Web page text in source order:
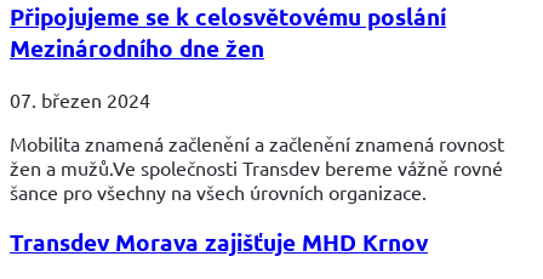
Připojujeme se k celosvětovému poslání
Mezinárodního dne žen
07. březen 2024
Mobilita znamená začlenění a začlenění znamená rovnost
žen a mužů.Ve společnosti Transdev bereme vážně rovné
šance pro všechny na všech úrovních organizace.
Transdev Morava zajišťuje MHD Krnov